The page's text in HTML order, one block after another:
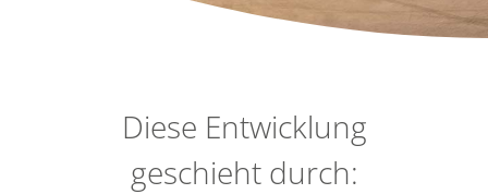
Diese Entwicklung
geschieht durch: